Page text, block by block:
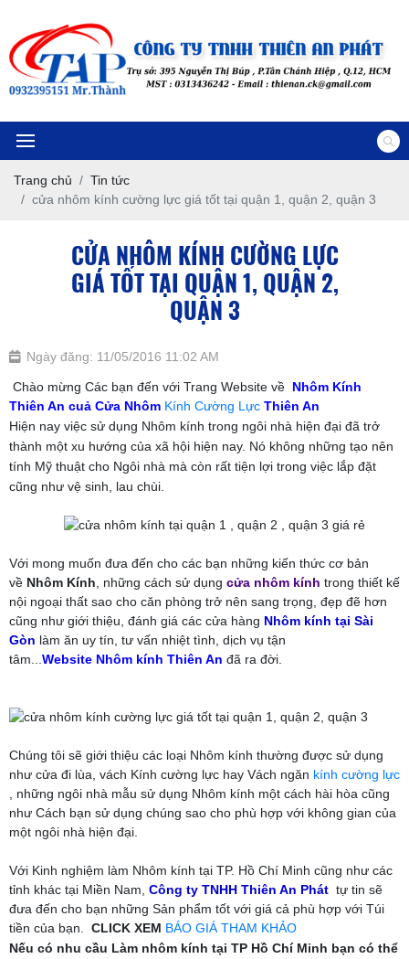
Trang chủ
Tin tức
cửa nhôm kính cường lực giá tốt tại quận 1, quận 2, quận 3
CỬA NHÔM KÍNH CƯỜNG LỰC
GIÁ TỐT TẠI QUẬN 1, QUẬN 2,
QUẬN 3
Ngày đăng: 11/05/2016 11:02 AM
Chào mừng Các bạn đến với Trang Website về Nhôm Kính
Thiên An cuả Cửa Nhôm Kính Cường Lực Thiên An
Hiện nay việc sử dụng Nhôm kính trong ngôi nhà hiện đại đã trở
thành một xu hướng của xã hội hiện nay. Nó không những tạo nên
tính Mỹ thuật cho Ngôi nhà mà còn rất tiện lợi trong việc lắp đặt
cũng như vệ sinh, lau chùi.
Với mong muốn đưa đến cho các bạn những kiến thức cơ bản
về Nhôm Kính , những cách sử dụng cửa nhôm kính trong thiết kế
nội ngoại thất sao cho căn phòng trở nên sang trọng, đẹp đẽ hơn
cũng như giới thiệu, đánh giá các cửa hàng Nhôm kính tại Sài
Gòn làm ăn uy tín, tư vấn nhiệt tình, dịch vụ tận
tâm... Website Nhôm kính Thiên An đã ra đời.
Chúng tôi sẽ giới thiệu các loại Nhôm kính thường được sử dụng
như cửa đi lùa, vách Kính cường lực hay Vách ngăn kính cường lực
, những ngôi nhà mẫu sử dụng Nhôm kính một cách hài hòa cũng
như Cách bạn sử dụng chúng sao cho phù hợp với không gian của
một ngôi nhà hiện đại.
Với Kinh nghiệm làm Nhôm kính tại TP. Hồ Chí Minh cũng như các
tỉnh khác tại Miền Nam, Công ty TNHH Thiên An Phát tự tin sẽ
đưa đến cho bạn những Sản phẩm tốt với giá cả phù hợp với Túi
tiền của bạn. CLICK XEM BÁO GIÁ THAM KHẢO
Nếu có nhu cầu Làm nhôm kính tại TP Hồ Chí Minh bạn có thể